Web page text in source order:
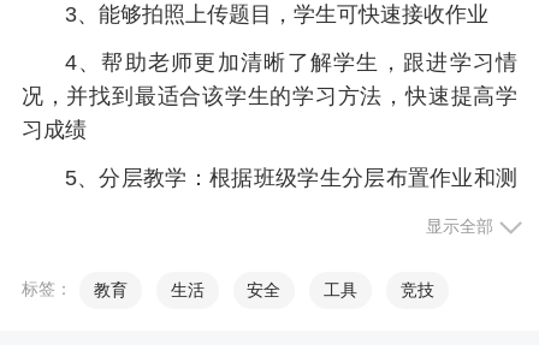
3、能够拍照上传题目，学生可快速接收作业
4、帮助老师更加清晰了解学生，跟进学习情
况，并找到最适合该学生的学习方法，快速提高学
习成绩
5、分层教学：根据班级学生分层布置作业和测
小编评价
显示全部
标签： 教育 生活 安全 工具 竞技